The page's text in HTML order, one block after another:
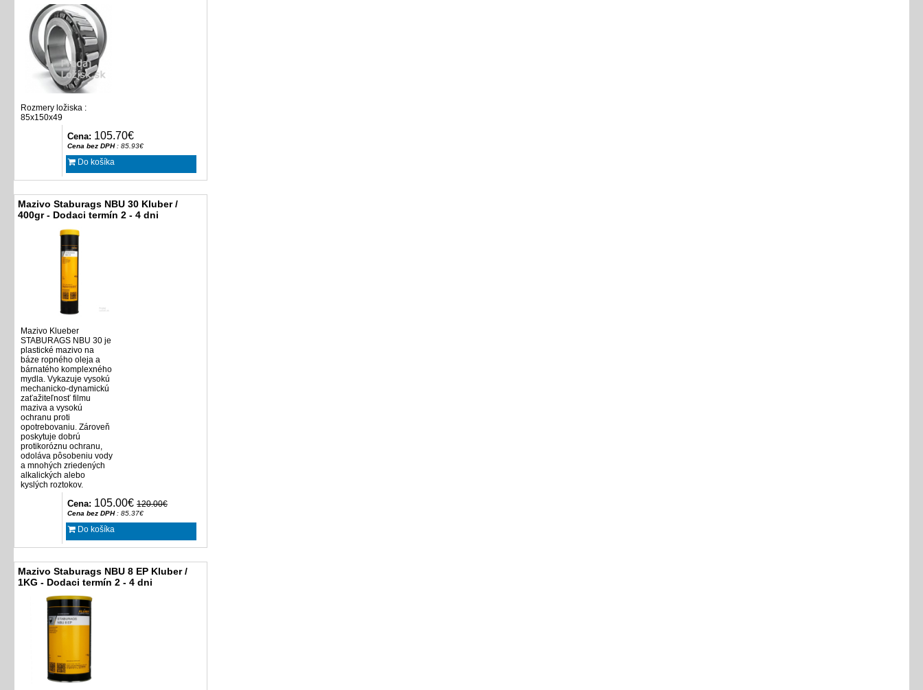
Rozmery ložiska :
85x150x49
Cena: 105.70€
Cena bez DPH: 85.93€
Do košíka
Mazivo Staburags NBU 30 Kluber /
400gr - Dodaci termín 2 - 4 dni
Mazivo Klueber
STABURAGS NBU 30 je
plastické mazivo na
báze ropného oleja a
bárnatého komplexného
mydla. Vykazuje vysokú
mechanicko-dynamickú
zaťažiteľnosť filmu
maziva a vysokú
ochranu proti
opotrebovaniu. Zároveň
poskytuje dobrú
protikoróznu ochranu,
odoláva pôsobeniu vody
a mnohých zriedených
alkalických alebo
kyslých roztokov.
Cena: 105.00€ 120.00€
Cena bez DPH: 85.37€
Do košíka
Mazivo Staburags NBU 8 EP Kluber /
1KG - Dodaci termín 2 - 4 dni